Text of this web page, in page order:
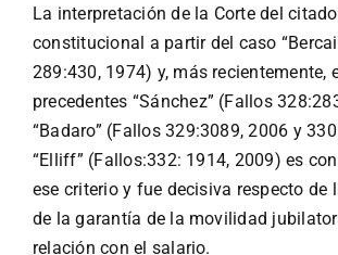
La interpretación de la Corte del
constitucional a partir del caso
289:430, 1974) y, más recientemente,
precedentes “Sánchez” (Fallos
“Badaro” (Fallos 329:3089, 2006 y
“Elliff” (Fallos:332: 1914, 2009) es
ese criterio y fue decisiva respecto de
de la garantía de la movilidad
relación con el salario.